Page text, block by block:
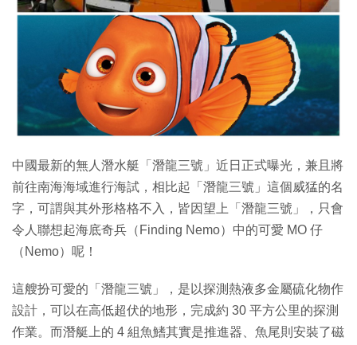
Enterprise Digital Transformation
中國最新的無人潛水艇「潛龍三號」近日正式曝光，兼且將
前往南海海域進行海試，相比起「潛龍三號」這個威猛的名
字，可謂與其外形格格不入，皆因望上「潛龍三號」，只會
令人聯想起海底奇兵（Finding Nemo）中的可愛 MO 仔
（Nemo）呢！
這艘扮可愛的「潛龍三號」，是以探測熱液多金屬硫化物作
設計，可以在高低超伏的地形，完成約 30 平方公里的探測
作業。而潛艇上的 4 組魚鰭其實是推進器、魚尾則安裝了磁